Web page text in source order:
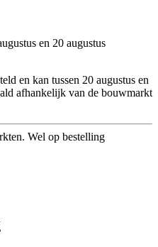
en 20 augustus
en kan tussen 20 augustus en
afhankelijk van de bouwmarkt
Wel op bestelling